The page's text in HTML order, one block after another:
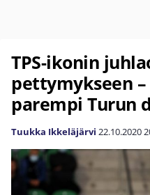
TPS-ikonin
pettymykseen
parempi Turun
Tuukka Ikkeläjärvi 22.10.2020